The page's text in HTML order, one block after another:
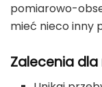
pomiarowo-
mieć nieco inny
Zalecenia